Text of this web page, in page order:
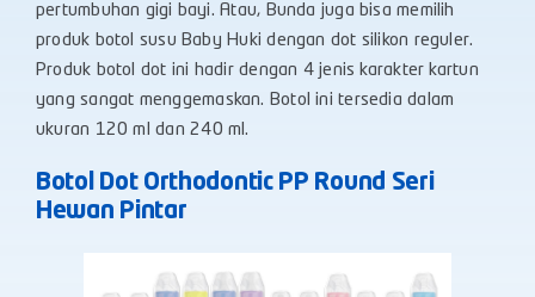
pertumbuhan gigi bayi. Atau, Bunda juga bisa memilih
produk botol susu Baby Huki dengan dot silikon reguler.
Produk botol dot ini hadir dengan 4 jenis karakter kartun
yang sangat menggemaskan. Botol ini tersedia dalam
ukuran 120 ml dan 240 ml.
Botol Dot Orthodontic PP Round Seri
Hewan Pintar